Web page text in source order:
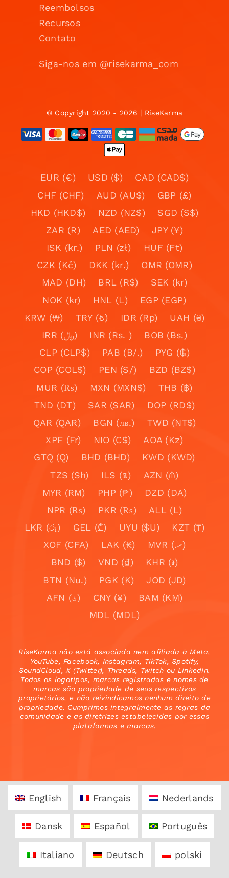
Reembolsos
Recursos
Contato
Siga-nos em @risekarma_com
© Copyright 2020 - 2026 | RiseKarma
EUR (€) USD ($)
CAD (CAD$)
CHF (CHF)
AUD (AU$)
GBP (£)
HKD (HKD$)
NZD (NZ$)
SGD (S$)
ZAR (R)
AED (AED)
JPY (¥)
ISK (kr.)
PLN (zł)
HUF (Ft)
CZK (Kč)
DKK (kr.)
OMR (OMR)
MAD (DH)
BRL (R$)
SEK (kr)
NOK (kr)
HNL (L)
EGP (EGP)
KRW (₩)
TRY (₺) IDR (Rp)
UAH (₴)
IRR (﷼)
INR (Rs. )
BOB (Bs.)
CLP (CLP$)
PAB (B/.)
PYG (₲)
COP (COL$)
PEN (S/)
BZD (BZ$)
MUR (₨)
MXN (MXN$)
THB (฿)
TND (DT)
SAR (SAR)
DOP (RD$)
QAR (QAR)
BGN (лв.)
TWD (NT$)
XPF (Fr)
NIO (C$)
AOA (Kz)
GTQ (Q)
BHD (BHD)
KWD (KWD)
TZS (Sh)
ILS (₪)
AZN (₼)
MYR (RM)
PHP (₱)
DZD (DA)
NPR (₨)
PKR (₨)
ALL (L)
LKR (රු)
GEL (₾) UYU ($U)
KZT (₸)
XOF (CFA)
LAK (₭)
MVR (.ރ)
BND ($)
VND (₫)
KHR (៛)
BTN (Nu.)
PGK (K)
JOD (JD)
AFN (؋)
CNY (¥)
BAM (KM)
MDL (MDL)
RiseKarma não está associada nem afiliada à Meta,
YouTube, Facebook, Instagram, TikTok, Spotify,
SoundCloud, X (Twitter), Threads, Twitch ou LinkedIn.
Todos os logotipos, marcas registradas e nomes de
marcas são propriedade de seus respectivos
proprietários, e não reivindicamos nenhum direito de
propriedade. Cumprimos integralmente as regras da
comunidade e as diretrizes estabelecidas por essas
plataformas e marcas.
English Français Nederlands
Dansk Español Português
Italiano Deutsch polski